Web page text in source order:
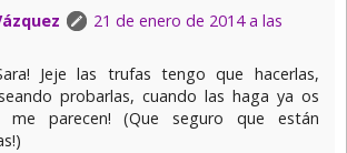
21 de enero de 2014 a las
Jeje las trufas tengo que hacerlas,
probarlas, cuando las haga ya os
me parecen! (Que seguro que están